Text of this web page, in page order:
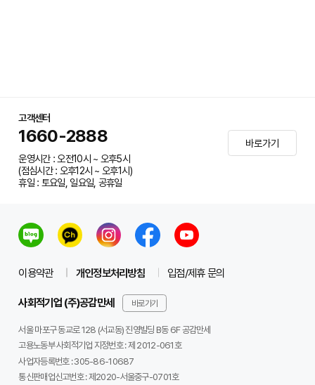
고객센터
1660-2888
운영시간 : 오전10시 ~ 오후5시
(점심시간 : 오후12시 ~ 오후1시)
휴일 : 토요일, 일요일, 공휴일
바로가기
이용약관 개인정보처리방침 입점/제휴 문의
사회적기업 (주)공감만세 바로가기
서울 마포구 동교로 128 (서교동) 진영빌딩 B동 6F 공감만세
고용노동부 사회적기업 지정번호 : 제 2012-061호
사업자등록번호 :305-86-10687
통신판매업신고번호 :제2020-서울중구-0701호